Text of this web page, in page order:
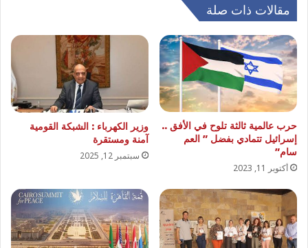
مقالات ذات صلة
حرب عالمية ثالثة تلوح في الأفق ..
إسرائيل تتمادي بفضل ” العم
سام”
أكتوبر 11, 2023
وزير الكهرباء : الشبكة القومية
آمنة ومستقرة
سبتمبر 12, 2025